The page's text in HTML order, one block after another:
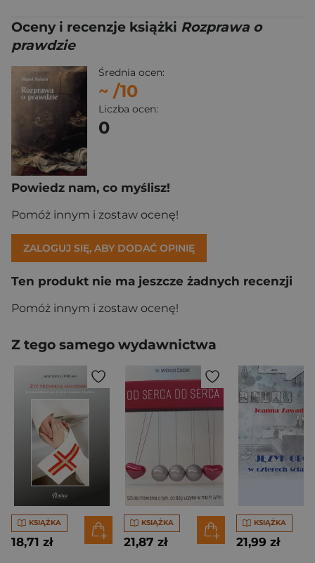
Oceny i recenzje książki Rozprawa o
prawdzie
Średnia ocen:
~ /10
Liczba ocen:
0
Powiedz nam, co myślisz!
Pomóż innym i zostaw ocenę!
ZALOGUJ SIĘ, ABY DODAĆ OPINIĘ
Ten produkt nie ma jeszcze żadnych recenzji
Pomóż innym i zostaw ocenę!
Z tego samego wydawnictwa
KSIĄŻKA
18,71 zł
KSIĄŻKA
21,87 zł
KSIĄŻKA
21,99 zł